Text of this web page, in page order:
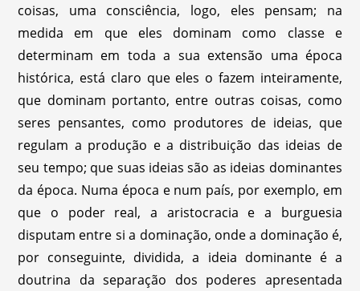
coisas, uma consciência, logo, eles pensam; na
medida em que eles dominam como classe e
determinam em toda a sua extensão uma época
histórica, está claro que eles o fazem inteiramente,
que dominam portanto, entre outras coisas, como
seres pensantes, como produtores de ideias, que
regulam a produção e a distribuição das ideias de
seu tempo; que suas ideias são as ideias dominantes
da época. Numa época e num país, por exemplo, em
que o poder real, a aristocracia e a burguesia
disputam entre si a dominação, onde a dominação é,
por conseguinte, dividida, a ideia dominante é a
doutrina da separação dos poderes apresentada